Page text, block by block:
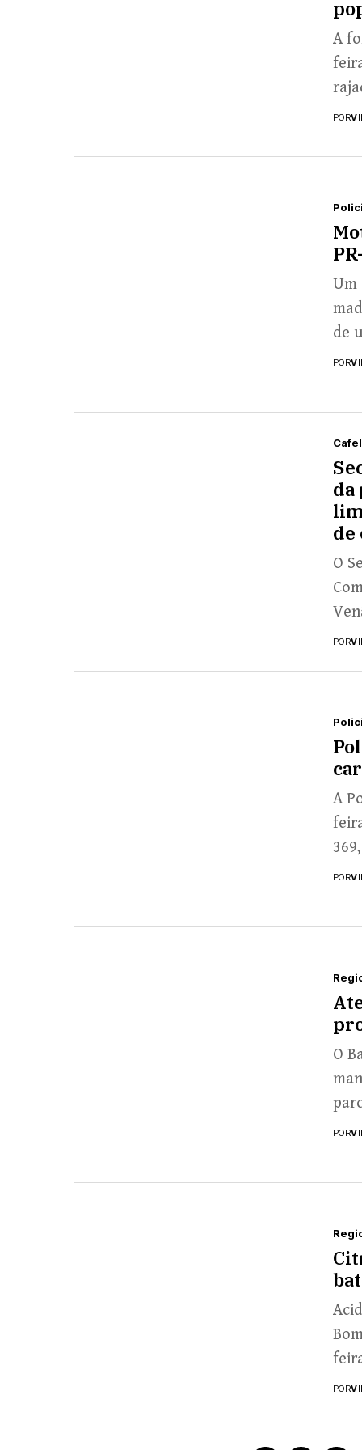
A
POR
Um
de
POR
da
de
O
POR
A
POR
O
POR
POR